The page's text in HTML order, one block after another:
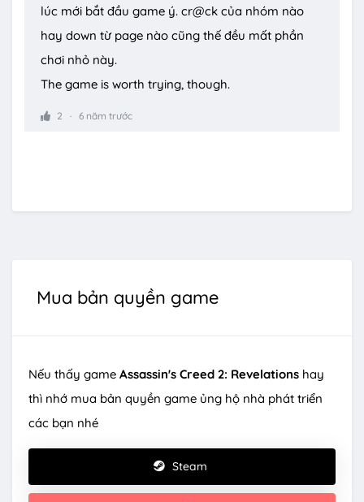
lúc mới bắt đầu game ý. cr@ck của nhóm nào
hay down từ page nào cũng thế đều mất phần
chơi nhỏ này.
The game is worth trying, though.
2 6 năm trước
Mua bản quyền game
Nếu thấy game Assassin's Creed 2: Revelations hay
thì nhớ mua bản quyền game ủng hộ nhà phát triển
các bạn nhé
Steam